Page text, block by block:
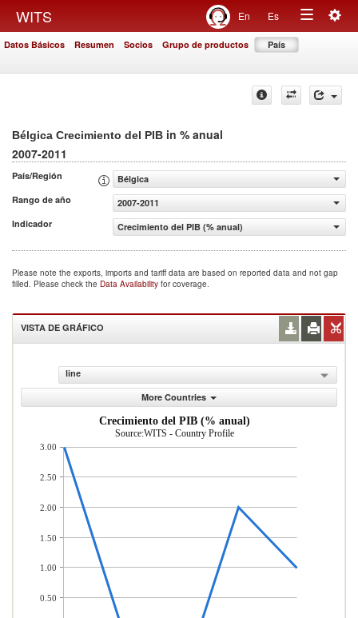
WITS En Es
Toggle
Datos Básicos Resumen Socios Grupo de productos País
Bélgica Crecimiento del PIB in % anual
2007-2011
País/Región
Bélgica
Rango de año
2007-2011
Indicador
Crecimiento del PIB (% anual)
Please note the exports, imports and tariff data are based on reported data and not gap
filled. Please check the Data Availability for coverage.
VISTA DE GRÁFICO
line
More Countries
Crecimiento del PIB (% anual)
Source:WITS - Country Profile
3.00
2.50
2.00
1.50
1.00
0.50